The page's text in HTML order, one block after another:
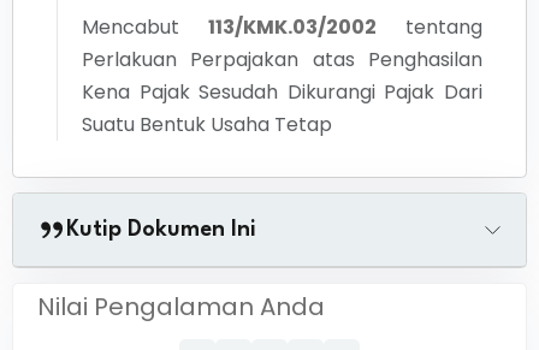
Mencabut
113/KMK.03/2002
tentang
Perlakuan Perpajakan atas Penghasilan
Kena Pajak Sesudah Dikurangi Pajak Dari
Suatu Bentuk Usaha Tetap
Kutip Dokumen Ini
Nilai Pengalaman Anda